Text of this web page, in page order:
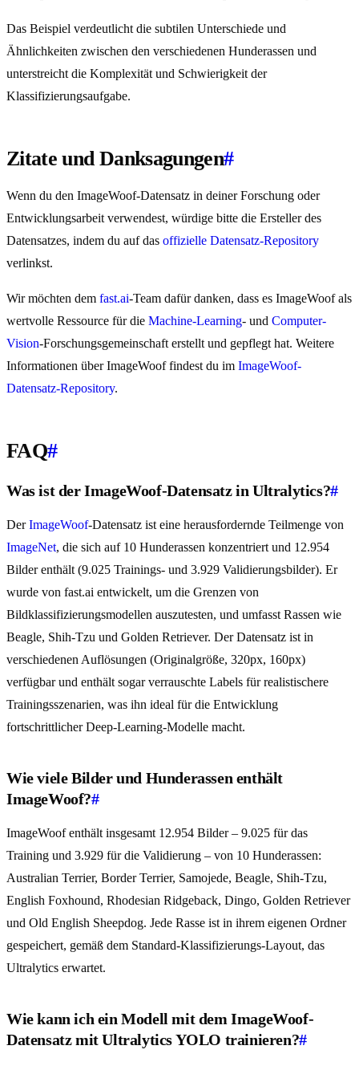
Das Beispiel verdeutlicht die subtilen Unterschiede und
Ähnlichkeiten zwischen den verschiedenen Hunderassen und
unterstreicht die Komplexität und Schwierigkeit der
Klassifizierungsaufgabe.
Zitate und Danksagungen#
Wenn du den ImageWoof-Datensatz in deiner Forschung oder
Entwicklungsarbeit verwendest, würdige bitte die Ersteller des
Datensatzes, indem du auf das offizielle Datensatz-Repository
verlinkst.
Wir möchten dem fast.ai-Team dafür danken, dass es ImageWoof als
wertvolle Ressource für die Machine-Learning- und Computer-
Vision-Forschungsgemeinschaft erstellt und gepflegt hat. Weitere
Informationen über ImageWoof findest du im ImageWoof-
Datensatz-Repository.
FAQ#
Was ist der ImageWoof-Datensatz in Ultralytics?#
DerImageWoof-Datensatz ist eine herausfordernde Teilmenge von
ImageNet, die sich auf 10 Hunderassen konzentriert und 12.954
Bilder enthält (9.025 Trainings- und 3.929 Validierungsbilder). Er
wurde von fast.ai entwickelt, um die Grenzen von
Bildklassifizierungsmodellen auszutesten, und umfasst Rassen wie
Beagle, Shih-Tzu und Golden Retriever. Der Datensatz ist in
verschiedenen Auflösungen (Originalgröße, 320px, 160px)
verfügbar und enthält sogar verrauschte Labels für realistischere
Trainingsszenarien, was ihn ideal für die Entwicklung
fortschrittlicher Deep-Learning-Modelle macht.
Wie viele Bilder und Hunderassen enthält
ImageWoof?#
ImageWoof enthält insgesamt 12.954 Bilder – 9.025 für das
Training und 3.929 für die Validierung – von 10 Hunderassen:
Australian Terrier, Border Terrier, Samojede, Beagle, Shih-Tzu,
English Foxhound, Rhodesian Ridgeback, Dingo, Golden Retriever
und Old English Sheepdog. Jede Rasse ist in ihrem eigenen Ordner
gespeichert, gemäß dem Standard-Klassifizierungs-Layout, das
Ultralytics erwartet.
Wie kann ich ein Modell mit dem ImageWoof-
Datensatz mit Ultralytics YOLO trainieren?#